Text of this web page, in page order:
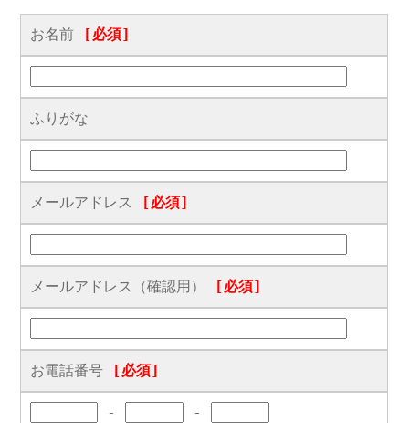
お名前 [必須]
ふりがな
メールアドレス [必須]
メールアドレス（確認用） [必須]
お電話番号 [必須]
- -